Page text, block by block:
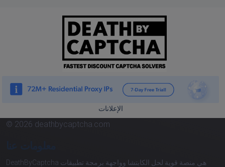
الإعلانات
© 2026 deathbycaptcha.com
DeathByCaptcha هي منصة قوية لحل الكابتشا وواجهة برمجة تطبيقات